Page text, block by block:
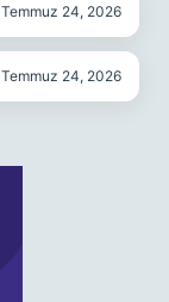
Temmuz 24, 2026
Temmuz 24, 2026